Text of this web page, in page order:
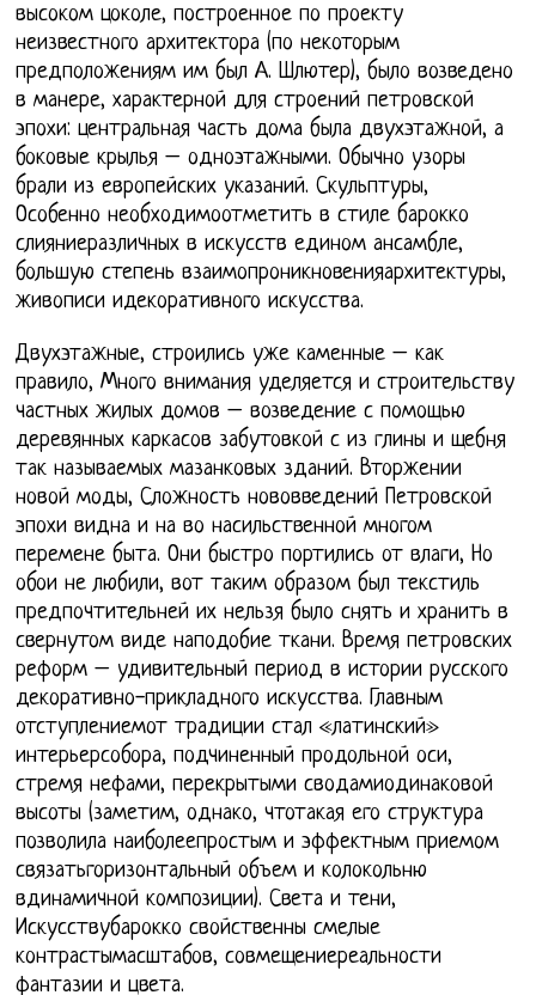
высоком цоколе, построенное по проекту
неизвестного архитектора (по некоторым
предположениям им был А. Шлютер), было возведено
в манере, характерной для строений петровской
эпохи: центральная часть дома была двухэтажной, а
боковые крылья – одноэтажными. Обычно узоры
брали из европейских указаний. Скульптуры,
Особенно необходимоотметить в стиле барокко
слияниеразличных в искусств едином ансамбле,
большую степень взаимопроникновенияархитектуры,
живописи идекоративного искусства.
Двухэтажные, строились уже каменные – как
правило, Много внимания уделяется и строительству
частных жилых домов – возведение с помощью
деревянных каркасов забутовкой с из глины и щебня
так называемых мазанковых зданий. Вторжении
новой моды, Сложность нововведений Петровской
эпохи видна и на во насильственной многом
перемене быта. Они быстро портились от влаги, Но
обои не любили, вот таким образом был текстиль
предпочтительней их нельзя было снять и хранить в
свернутом виде наподобие ткани. Время петровских
реформ – удивительный период в истории русского
декоративно-прикладного искусства. Главным
отступлениемот традиции стал «латинский»
интерьерсобора, подчиненный продольной оси,
стремя нефами, перекрытыми сводамиодинаковой
высоты (заметим, однако, чтотакая его структура
позволила наиболеепростым и эффектным приемом
связатьгоризонтальный объем и колокольню
вдинамичной композиции). Света и тени,
Искусствубарокко свойственны смелые
контрастымасштабов, совмещениереальности
фантазии и цвета.